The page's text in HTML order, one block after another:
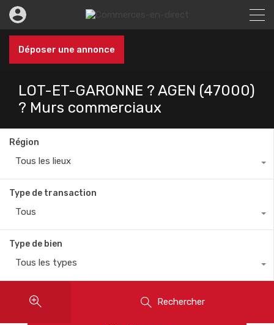
Déposer une annonce
LOT-ET-GARONNE ? AGEN (47000)
? Murs commerciaux
Région
Tous les lieux
Type de transaction
Tous
Type de bien
Tous les types
Rechercher